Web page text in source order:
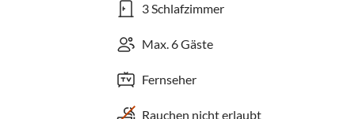
3 Schlafzimmer
Max. 6 Gäste
Fernseher
Rauchen nicht erlaubt